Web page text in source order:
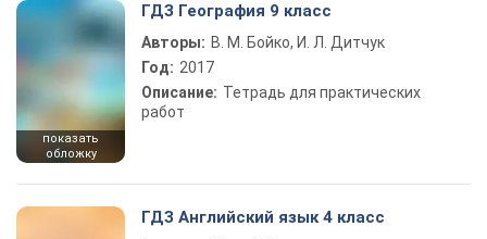
показать
обложку
ГДЗ География 9 класс
Авторы: В. М. Бойко, И. Л. Дитчук
Год: 2017
Описание: Тетрадь для практических
работ
ГДЗ Английский язык 4 класс